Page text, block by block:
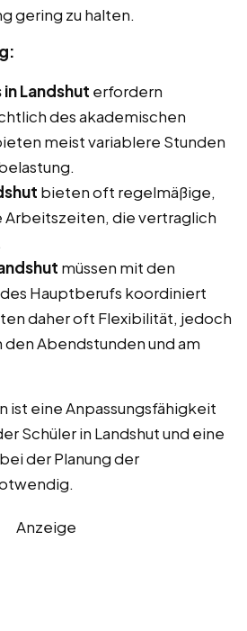
gering zu halten.
Landshut erfordern
des akademischen
meist variablere Stunden
bieten oft regelmäßige,
die vertraglich
müssen mit den
Hauptberufs koordiniert
daher oft Flexibilität, jedoch
den Abendstunden und am
ist eine Anpassungsfähigkeit
Schüler in Landshut und eine
der Planung der
Anzeige